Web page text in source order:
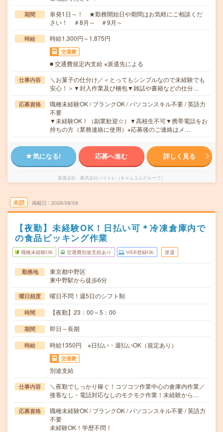
期間
単発1日～！ ★勤務開始日や期間はお気軽にご相談くだ
さい！ ＃8月～ ＃9月～
時給 時給1,300円～1,875円
交通費
■ 交通費規定内支給 ※派遣先による
仕事内容
＼お菓子の仕分け／＜とってもシンプルなので未経験でも
安心！＞▼封入作業及び梱包▼雑誌や書籍などの仕分…
応募資格
職種未経験OK / ブランクOK / パソコンスキル不要 / 英語力
不要
▼未経験OK！（副業歓迎☆）▼高校生不可▼携帯電話をお
持ちの方（業務連絡に使用）※応募後のご連絡はメ…
気になる! 応募へ進む 詳しく見る
派遣会社 株式会社バイトレ（キャムコムグループ）
未読 掲載日 2026/08/09
【夜勤】未経験OK！日払い可＊冷凍倉庫内で
の食品ピッキング作業
職種未経験OK 交通費別途支給あり WEB登録OK 派遣
勤務地
東京都中野区
東中野駅から徒歩6分
曜日頻度 曜日不問！週5日のシフト制
時間 【夜勤】23：00～5：00
期間 即日～長期
時給 時給1350円 ※日払い・週払いOK（規定あり）
交通費
別途支給
仕事内容
＼夜勤でしっかり稼ぐ！コツコツ作業中心の倉庫内作業／
接客なし・電話対応なしのモクモク作業！未経験から…
応募資格
職種未経験OK / ブランクOK / パソコンスキル不要 / 英語力
不要
未経験OK！学歴不問！